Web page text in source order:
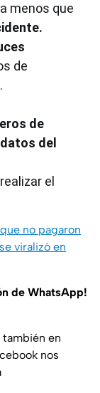
menos que
de
de
del
el
no pagaron
viralizó en
de WhatsApp!
también en
nos